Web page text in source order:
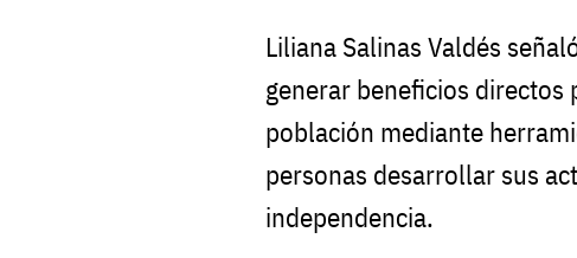
Liliana Salinas Valdés
generar beneficios
población mediante
personas desarrollar sus
independencia.